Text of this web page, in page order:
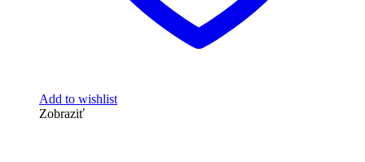
Add to wishlist
Zobraziť